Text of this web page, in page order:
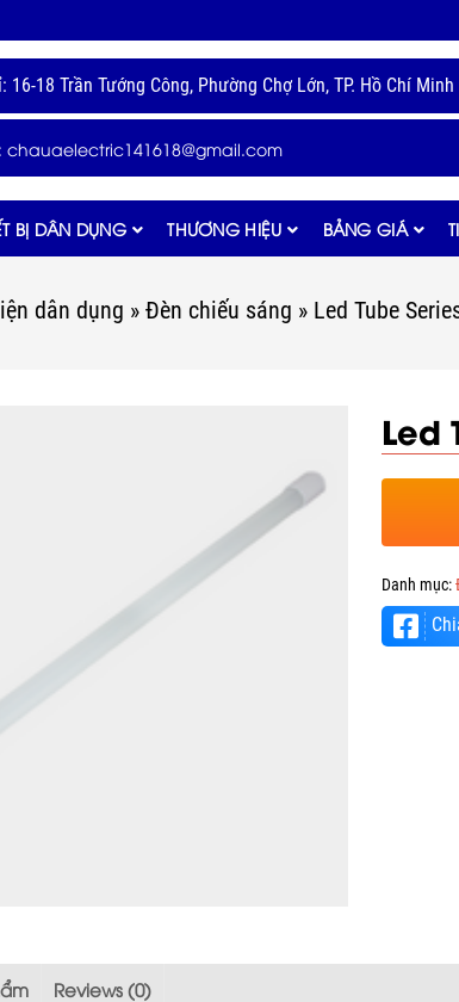
16-18 Trần Tướng Công, Phường Chợ Lớn, TP. Hồ Chí Minh
chauaelectric141618@gmail.com
BỊ DÂN DỤNG THƯƠNG HIỆU BẢNG GIÁ
dân dụng » Đèn chiếu sáng » Led Tube
Led
Danh mục:
Reviews (0)